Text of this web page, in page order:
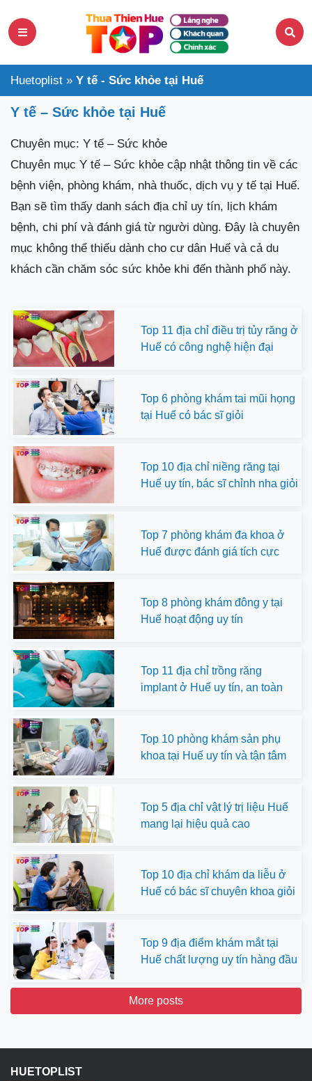
Huetoplist » Y tế - Sức khỏe tại Huế
Y tế – Sức khỏe tại Huế
Chuyên mục: Y tế – Sức khỏe
Chuyên mục Y tế – Sức khỏe cập nhật thông tin về các
bệnh viện, phòng khám, nhà thuốc, dịch vụ y tế tại Huế.
Bạn sẽ tìm thấy danh sách địa chỉ uy tín, lịch khám
bệnh, chi phí và đánh giá từ người dùng. Đây là chuyên
mục không thể thiếu dành cho cư dân Huế và cả du
khách cần chăm sóc sức khỏe khi đến thành phố này.
Top 11 địa chỉ điều trị tủy răng ở
Huế có công nghệ hiện đại
Top 6 phòng khám tai mũi họng
tại Huế có bác sĩ giỏi
Top 10 địa chỉ niềng răng tại
Huế uy tín, bác sĩ chỉnh nha giỏi
Top 7 phòng khám đa khoa ở
Huế được đánh giá tích cực
Top 8 phòng khám đông y tại
Huế hoạt động uy tín
Top 11 địa chỉ trồng răng
implant ở Huế uy tín, an toàn
Top 10 phòng khám sản phụ
khoa tại Huế uy tín và tận tâm
Top 5 địa chỉ vật lý trị liệu Huế
mang lại hiệu quả cao
Top 10 địa chỉ khám da liễu ở
Huế có bác sĩ chuyên khoa giỏi
Top 9 địa điểm khám mắt tại
Huế chất lượng uy tín hàng đầu
More posts
HUETOPLIST